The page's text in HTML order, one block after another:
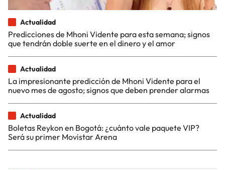
Actualidad
Predicciones de Mhoni Vidente para esta semana; signos
que tendrán doble suerte en el dinero y el amor
Actualidad
La impresionante predicción de Mhoni Vidente para el
nuevo mes de agosto; signos que deben prender alarmas
Actualidad
Boletas Reykon en Bogotá: ¿cuánto vale paquete VIP?
Será su primer Movistar Arena